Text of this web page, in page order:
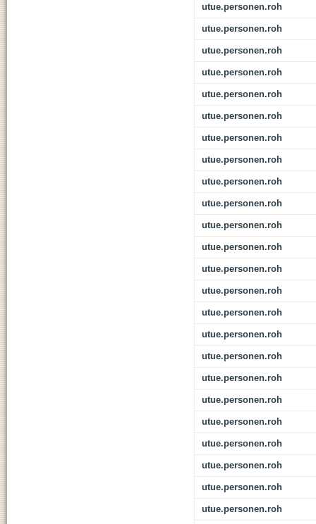
utue.personen.roh
utue.personen.roh
utue.personen.roh
utue.personen.roh
utue.personen.roh
utue.personen.roh
utue.personen.roh
utue.personen.roh
utue.personen.roh
utue.personen.roh
utue.personen.roh
utue.personen.roh
utue.personen.roh
utue.personen.roh
utue.personen.roh
utue.personen.roh
utue.personen.roh
utue.personen.roh
utue.personen.roh
utue.personen.roh
utue.personen.roh
utue.personen.roh
utue.personen.roh
utue.personen.roh